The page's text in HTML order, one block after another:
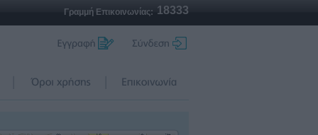
Γραμμή Επικοινωνίας: 18333